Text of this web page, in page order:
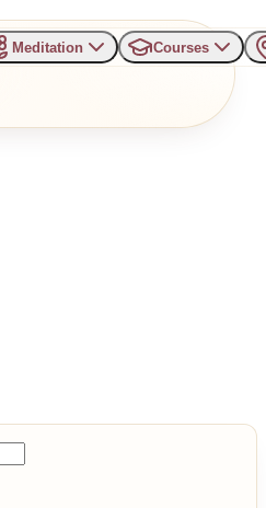
Meditation Courses